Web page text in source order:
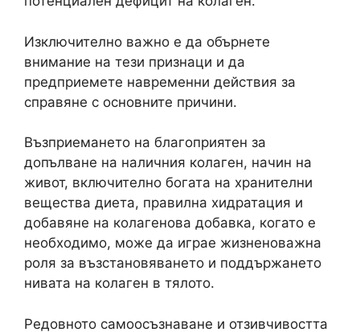
Изключително важно е да обърнете
внимание на тези признаци и да
предприемете навременни действия за
справяне с основните причини.
Възприемането на благоприятен за
допълване на наличния колаген, начин на
живот, включително богата на хранителни
вещества диета, правилна хидратация и
добавяне на колагенова добавка, когато е
необходимо, може да играе жизненоважна
роля за възстановяването и поддържането
нивата на колаген в тялото.
Редовното самоосъзнаване и отзивчивостта